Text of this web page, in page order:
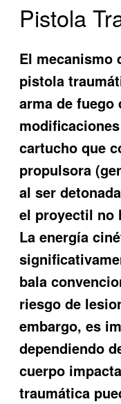
Pistola
El mecanismo
pistola
arma de fuego
cartucho que
propulsora
al ser
el proyectil no
La energía
bala
riesgo de
embargo, es
dependiendo
cuerpo
traumática